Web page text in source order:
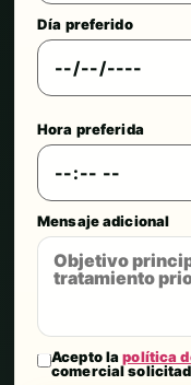
Día preferido
Hora preferida
Mensaje adicional
Acepto lapolítica
comercial